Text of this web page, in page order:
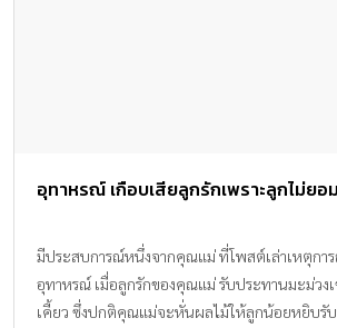
อุทาหรณ์ เกือบเสียลูกรักเพราะลูกไม่ยอ
มีประสบการณ์หนึ่งจากคุณแม่ ที่โพสต์เล่าเหตุการ
อุทาหรณ์ เมื่อลูกรักของคุณแม่ รับประทานมะม่วง
เคี้ยว ซึ่งปกติคุณแม่จะหั่นผลไม้ให้ลูกน้อยหยิบรั